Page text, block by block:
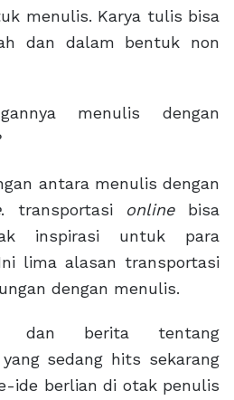
menulis. Karya tulis bisa
dan dalam bentuk non
menulis dengan
antara menulis dengan
. transportasi onlinebisa
inspirasi untuk para
lima alasan transportasi
dengan menulis.
dan berita tentang
sedang hits sekarang
ide berlian di otak penulis